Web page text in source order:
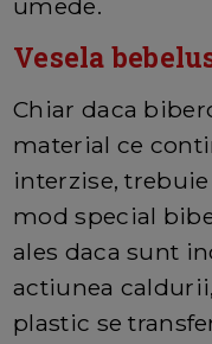
umede.
Vesela
Chiar daca
material ce
interzise,
mod special
ales daca sunt
actiunea
plastic se